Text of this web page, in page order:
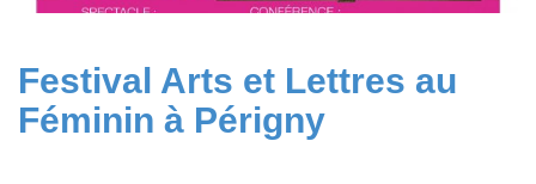
Festival Arts et Lettres au
Féminin à Périgny